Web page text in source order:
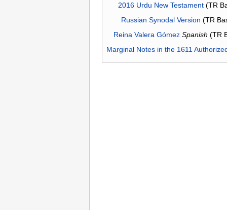
2016 Urdu New Testament(TR
Russian Synodal Version (TR
Reina Valera Gómez Spanish (TR
Marginal Notes in the 1611